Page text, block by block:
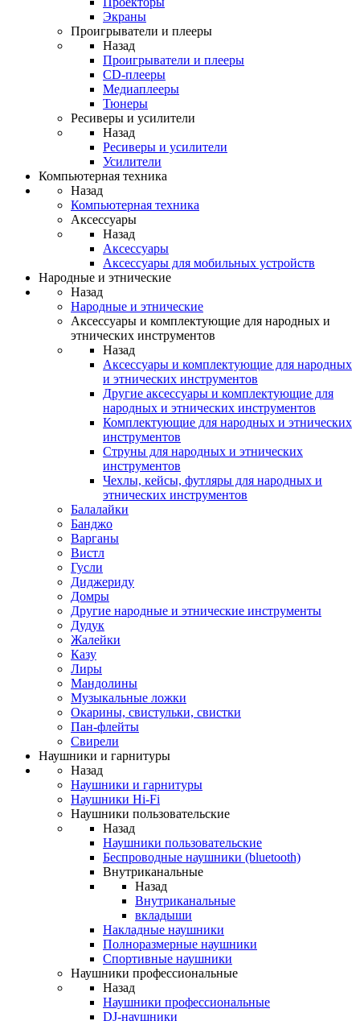
Экраны
Проигрыватели и плееры
Назад
Проигрыватели и плееры
CD-плееры
Медиаплееры
Тюнеры
Ресиверы и усилители
Назад
Ресиверы и усилители
Усилители
Компьютерная техника
Назад
Компьютерная техника
Аксессуары
Назад
Аксессуары
Аксессуары для мобильных устройств
Народные и этнические
Назад
Народные и этнические
Аксессуары и комплектующие для народных и
этнических инструментов
Назад
Аксессуары и комплектующие для народных
и этнических инструментов
Другие аксессуары и комплектующие для
народных и этнических инструментов
Комплектующие для народных и этнических
инструментов
Струны для народных и этнических
инструментов
Чехлы, кейсы, футляры для народных и
этнических инструментов
Балалайки
Банджо
Варганы
Вистл
Гусли
Диджериду
Домры
Другие народные и этнические инструменты
Дудук
Жалейки
Казу
Лиры
Мандолины
Музыкальные ложки
Окарины, свистульки, свистки
Пан-флейты
Свирели
Наушники и гарнитуры
Назад
Наушники и гарнитуры
Наушники Hi-Fi
Наушники пользовательские
Назад
Наушники пользовательские
Беспроводные наушники (bluetooth)
Внутриканальные
Назад
Внутриканальные
вкладыши
Накладные наушники
Полноразмерные наушники
Спортивные наушники
Наушники профессиональные
Назад
Наушники профессиональные
DJ-наушники